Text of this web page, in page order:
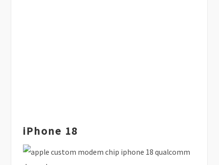
iPhone 18